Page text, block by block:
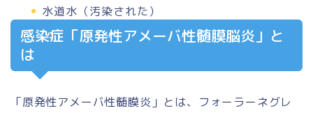
水道水（汚染された）
感染症「原発性アメーバ性髄膜脳炎」と
は
「原発性アメーバ性髄膜炎」とは、フォーラーネグレ